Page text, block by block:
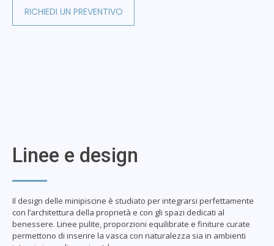
RICHIEDI UN PREVENTIVO
Linee e design
Il design delle minipiscine è studiato per integrarsi perfettamente
con l’architettura della proprietà e con gli spazi dedicati al
benessere. Linee pulite, proporzioni equilibrate e finiture curate
permettono di inserire la vasca con naturalezza sia in ambienti